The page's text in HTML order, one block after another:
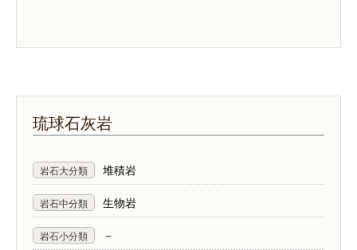
琉球石灰岩
岩石大分類 堆積岩
岩石中分類 生物岩
岩石小分類 －